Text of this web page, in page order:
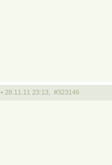
• 28.11.11 23:13, #323146